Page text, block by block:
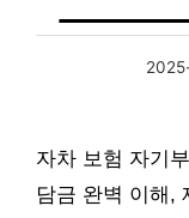
자차 보험 자기
담금 완벽 이해,